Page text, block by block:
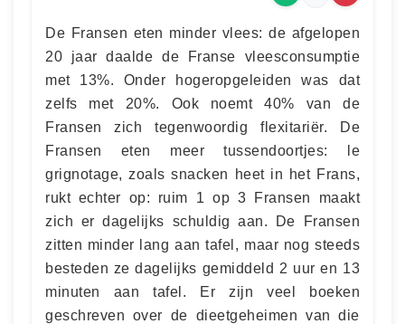
De Fransen eten minder vlees: de afgelopen
20 jaar daalde de Franse vleesconsumptie
met 13%. Onder hogeropgeleiden was dat
zelfs met 20%. Ook noemt 40% van de
Fransen zich tegenwoordig flexitariër. De
Fransen eten meer tussendoortjes: le
grignotage, zoals snacken heet in het Frans,
rukt echter op: ruim 1 op 3 Fransen maakt
zich er dagelijks schuldig aan. De Fransen
zitten minder lang aan tafel, maar nog steeds
besteden ze dagelijks gemiddeld 2 uur en 13
minuten aan tafel. Er zijn veel boeken
geschreven over de dieetgeheimen van die